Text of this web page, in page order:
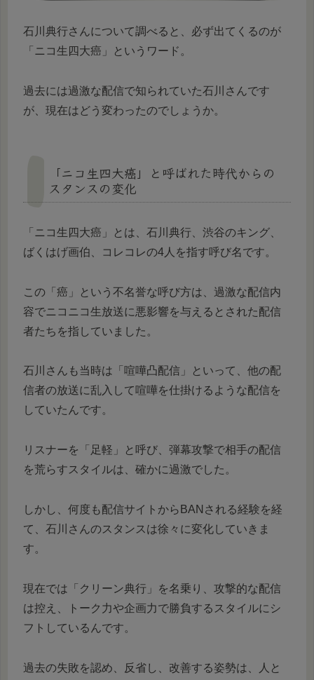
石川典行さんについて調べると、必ず出てくるのが
「ニコ生四大癌」というワード。
過去には過激な配信で知られていた石川さんです
が、現在はどう変わったのでしょうか。
「ニコ生四大癌」と呼ばれた時代からの
スタンスの変化
「ニコ生四大癌」とは、石川典行、渋谷のキング、
ばくはげ画伯、コレコレの4人を指す呼び名です。
この「癌」という不名誉な呼び方は、過激な配信内
容でニコニコ生放送に悪影響を与えるとされた配信
者たちを指していました。
石川さんも当時は「喧嘩凸配信」といって、他の配
信者の放送に乱入して喧嘩を仕掛けるような配信を
していたんです。
リスナーを「足軽」と呼び、弾幕攻撃で相手の配信
を荒らすスタイルは、確かに過激でした。
しかし、何度も配信サイトからBANされる経験を経
て、石川さんのスタンスは徐々に変化していきま
す。
現在では「クリーン典行」を名乗り、攻撃的な配信
は控え、トーク力や企画力で勝負するスタイルにシ
フトしているんです。
過去の失敗を認め、反省し、改善する姿勢は、人と